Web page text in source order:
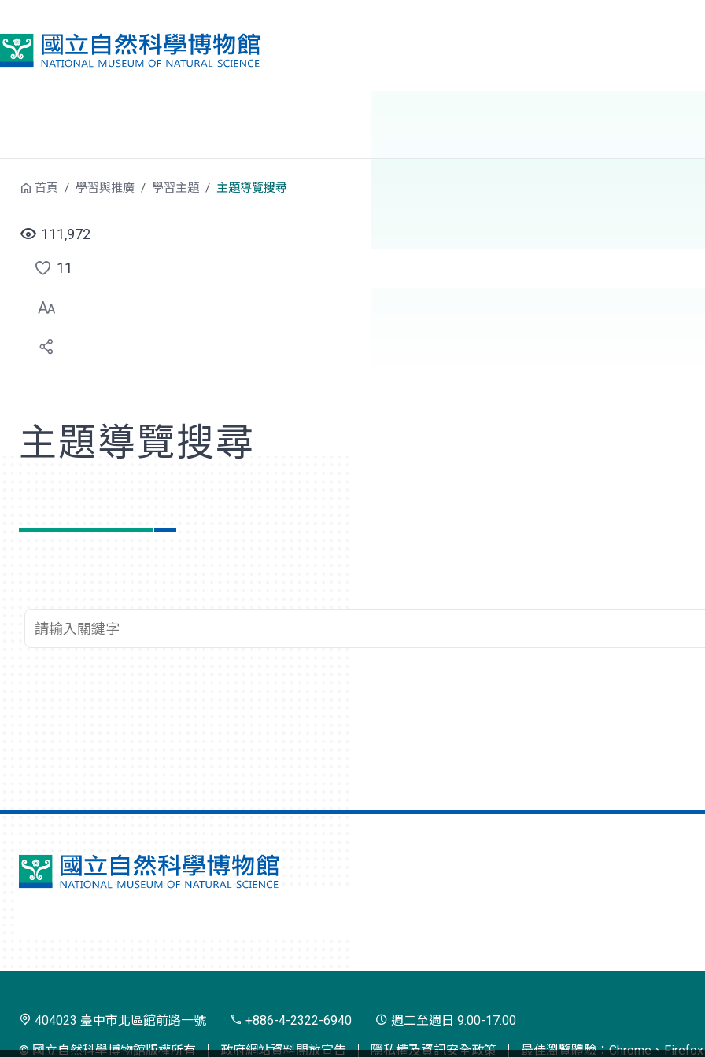
首頁 學習與推廣 學習主題 主題導覽搜尋
111,972
點
選
喜
11
主題導覽搜尋
查詢關鍵字
國
404023 臺中市北區館前路一號 +886-4-2322-6940
週二至週日 9:00-17:00
© 國立自然科學博物館版權所有
政府網站資料開放宣告 隱私權及資訊安全政策 最佳瀏覽體驗：Chrome、